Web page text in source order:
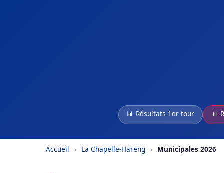
📊 Résultats 1er tour 📊
Accueil › La Chapelle-Hareng › Municipales 2026